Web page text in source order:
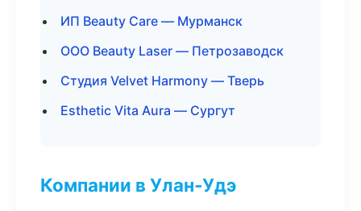
ИП Beauty Care — Мурманск
ООО Beauty Laser — Петрозаводск
Студия Velvet Harmony — Тверь
Esthetic Vita Aura — Сургут
Компании в Улан-Удэ